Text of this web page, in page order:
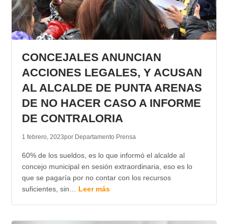
APP MÓVIL
CONCEJALES ANUNCIAN
ACCIONES LEGALES, Y ACUSAN
AL ALCALDE DE PUNTA ARENAS
DE NO HACER CASO A INFORME
DE CONTRALORIA
1 febrero, 2023por Departamento Prensa
60% de los sueldos, es lo que informó el alcalde al
concejo municipal en sesión extraordinaria, eso es lo
que se pagaría por no contar con los recursos
suficientes, sin… Leer más